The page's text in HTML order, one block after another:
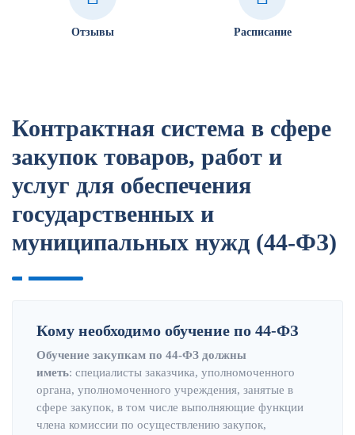
Отзывы Расписание
Контрактная система в сфере
закупок товаров, работ и
услуг для обеспечения
государственных и
муниципальных нужд (44-ФЗ)
Кому необходимо обучение по 44-ФЗ
Обучение закупкам по 44-ФЗ должны
иметь: специалисты заказчика, уполномоченного
органа, уполномоченного учреждения, занятые в
сфере закупок, в том числе выполняющие функции
члена комиссии по осуществлению закупок,